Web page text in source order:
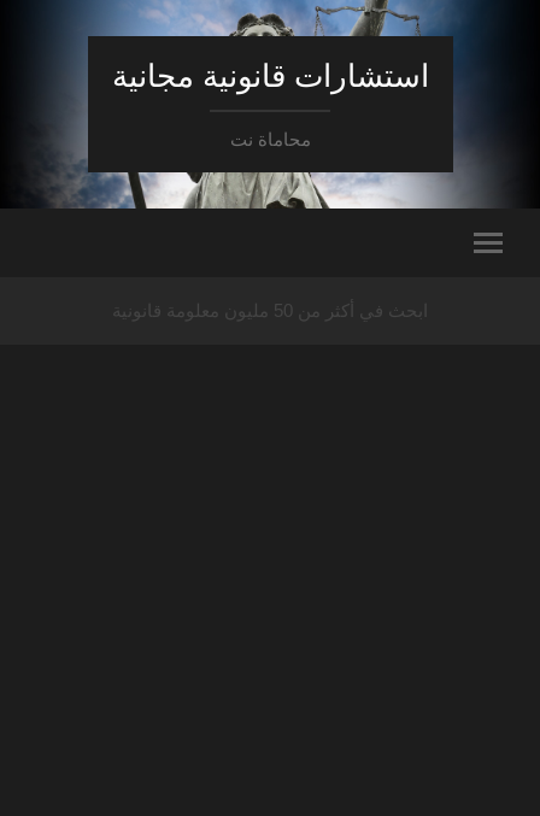
استشارات قانونية مجانية
محاماة نت
ابحث في أكثر من 50 مليون معلومة قانونية